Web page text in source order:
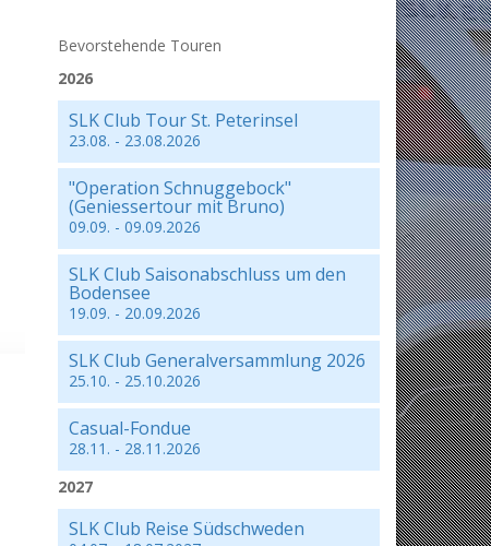
Bevorstehende Touren
2026
SLK Club Tour St. Peterinsel
23.08. - 23.08.2026
"Operation Schnuggebock"
(Geniessertour mit Bruno)
09.09. - 09.09.2026
SLK Club Saisonabschluss um den
Bodensee
19.09. - 20.09.2026
SLK Club Generalversammlung 2026
25.10. - 25.10.2026
Casual-Fondue
28.11. - 28.11.2026
2027
SLK Club Reise Südschweden